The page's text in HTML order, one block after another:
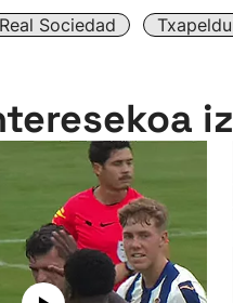
Real Sociedad